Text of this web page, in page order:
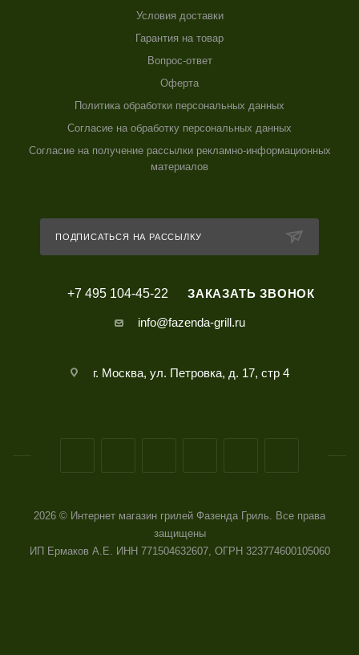
Условия доставки
Гарантия на товар
Вопрос-ответ
Оферта
Политика обработки персональных данных
Согласие на обработку персональных данных
Согласие на получение рассылки рекламно-информационных
материалов
ПОДПИСАТЬСЯ НА РАССЫЛКУ
+7 495 104-45-22 ЗАКАЗАТЬ ЗВОНОК
info@fazenda-grill.ru
г. Москва, ул. Петровка, д. 17, стр 4
2026 © Интернет магазин грилей Фазенда Гриль. Все права
защищены
ИП Ермаков А.Е. ИНН 771504632607, ОГРН 323774600105060